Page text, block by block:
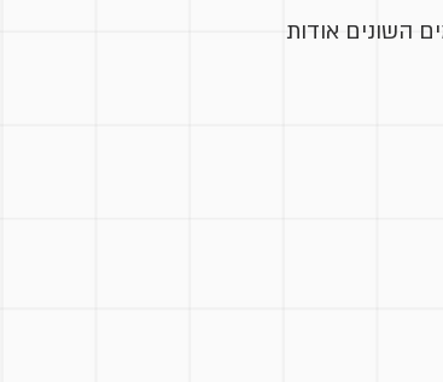
השונים אודות